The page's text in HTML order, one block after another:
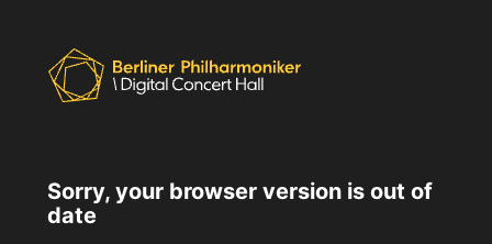
Sorry, your browser version is out of
date